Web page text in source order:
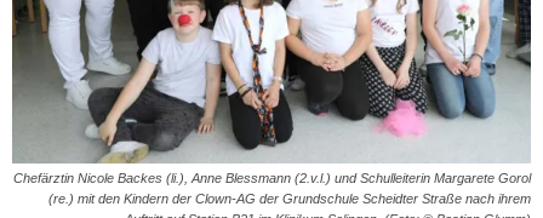
Chefärztin Nicole Backes (li.), Anne Blessmann (2.v.l.) und Schulleiterin Margarete Gorol
(re.) mit den Kindern der Clown-AG der Grundschule Scheidter Straße nach ihrem